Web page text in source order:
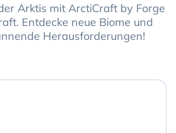
Arktis mit ArctiCraft by Forge
Entdecke neue Biome und
Herausforderungen!